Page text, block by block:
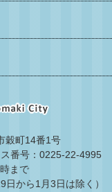
穀町14番1号
番号：0225-22-4995
まで
日から1月3日は除く）